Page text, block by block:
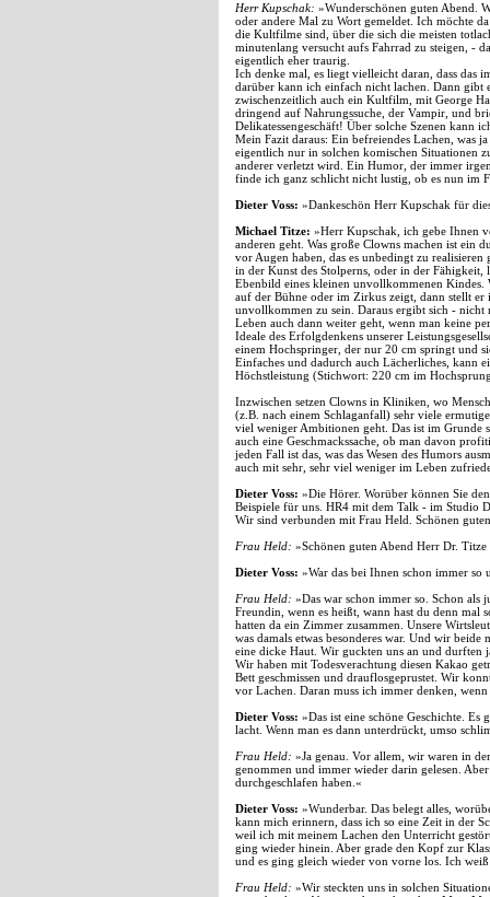
Herr Kupschak: »Wunderschönen guten Abend.
oder andere Mal zu Wort gemeldet. Ich möchte
die Kultfilme sind, über die sich die meisten
minutenlang versucht aufs Fahrrad zu steigen, -
eigentlich eher traurig.
Ich denke mal, es liegt vielleicht daran, dass das
darüber kann ich einfach nicht lachen. Dann gibt
zwischenzeitlich auch ein Kultfilm, mit George
dringend auf Nahrungssuche, der Vampir, und
Delikatessengeschäft! Über solche Szenen kann
Mein Fazit daraus: Ein befreiendes Lachen, was
eigentlich nur in solchen komischen Situationen
anderer verletzt wird. Ein Humor, der immer
finde ich ganz schlicht nicht lustig, ob es nun im
Dieter Voss: »Dankeschön Herr Kupschak für
Michael Titze: »Herr Kupschak, ich gebe Ihnen
anderen geht. Was große Clowns machen ist ein
vor Augen haben, das es unbedingt zu
in der Kunst des Stolperns, oder in der
Ebenbild eines kleinen unvollkommenen Kindes.
auf der Bühne oder im Zirkus zeigt, dann stellt er
unvollkommen zu sein. Daraus ergibt sich -
Leben auch dann weiter geht, wenn man keine
Ideale des Erfolgdenkens unserer
einem Hochspringer, der nur 20 cm springt und
Einfaches und dadurch auch Lächerliches, kann
Höchstleistung (Stichwort: 220 cm im
Inzwischen setzen Clowns in Kliniken, wo
(z.B. nach einem Schlaganfall) sehr viele
viel weniger Ambitionen geht. Das ist im Grunde
auch eine Geschmackssache, ob man davon
jeden Fall ist das, was das Wesen des Humors
auch mit sehr, sehr viel weniger im Leben
Dieter Voss: »Die Hörer. Worüber können Sie
Beispiele für uns. HR4 mit dem Talk - im Studio
Wir sind verbunden mit Frau Held. Schönen
Frau Held: »Schönen guten Abend Herr Dr.
Dieter Voss: »War das bei Ihnen schon immer so
Frau Held: »Das war schon immer so. Schon als
Freundin, wenn es heißt, wann hast du denn mal
hatten da ein Zimmer zusammen. Unsere
was damals etwas besonderes war. Und wir
eine dicke Haut. Wir guckten uns an und durften
Wir haben mit Todesverachtung diesen Kakao
Bett geschmissen und drauflosgeprustet. Wir
vor Lachen. Daran muss ich immer denken,
Dieter Voss: »Das ist eine schöne Geschichte.
lacht. Wenn man es dann unterdrückt, umso
Frau Held: »Ja genau. Vor allem, wir waren in
genommen und immer wieder darin gelesen.
durchgeschlafen haben.«
Dieter Voss: »Wunderbar. Das belegt alles,
kann mich erinnern, dass ich so eine Zeit in der
weil ich mit meinem Lachen den Unterricht
ging wieder hinein. Aber grade den Kopf zur
und es ging gleich wieder von vorne los. Ich
Frau Held: »Wir steckten uns in solchen